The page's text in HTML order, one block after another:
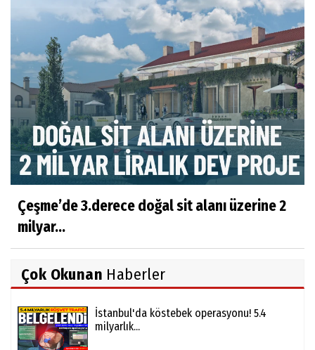
Çeşme’de 3.derece doğal sit alanı üzerine 2
milyar...
Çok Okunan Haberler
İstanbul'da köstebek operasyonu! 5.4
milyarlık...